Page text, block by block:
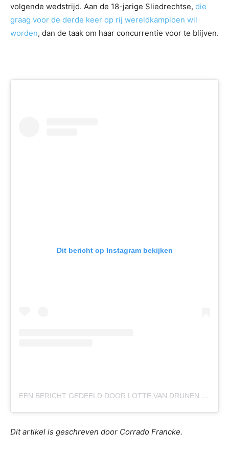
volgende wedstrijd. Aan de 18-jarige Sliedrechtse, die
graag voor de derde keer op rij wereldkampioen wil
worden, dan de taak om haar concurrentie voor te blijven.
Dit bericht op Instagram bekijken
EEN BERICHT GEDEELD DOOR LOTTE VAN DRUNEN (@LOTTEVANDRUNEN401)
Dit artikel is geschreven door Corrado Francke.